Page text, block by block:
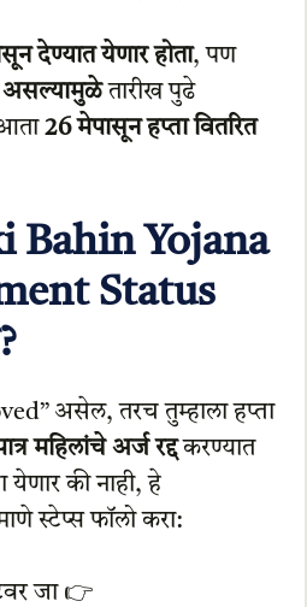
देण्यात येणार होता, पण
असल्यामुळेतारीख पुढे
26 मेपासून हप्ता वितरित
Bahin Yojana
Status
असेल, तरच तुम्हाला हप्ता
महिलांचे अर्ज रद्दकरण्यात
की नाही, हे
स्टेप्स फॉलो करा:
जा 👉